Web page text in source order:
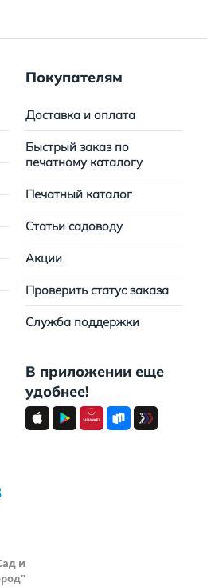
Покупателям
Доставка и оплата
Быстрый заказ по
печатному каталогу
Печатный каталог
Статьи садоводу
Акции
Проверить статус заказа
Служба поддержки
и
В приложении еще
удобнее!